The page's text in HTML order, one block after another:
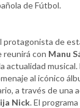
de Fútbol.
protagonista de
reunirá con Manu
actualidad
al icónico
a través de una
Nick. El